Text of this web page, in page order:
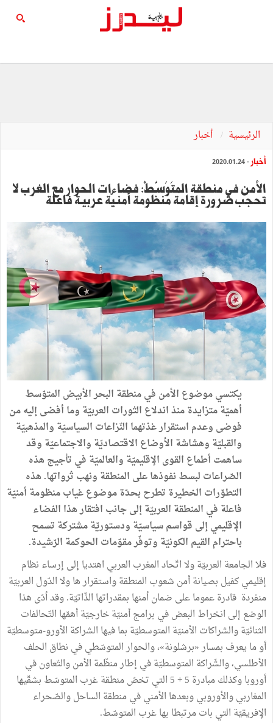
الرئيسية أخبار
أخبار - 2020.01.24
الأمن في منطقة المتَوَسّطْ: فضاءات الحوار مع الغرب لا
تحجب ضرورة إقامة منظومة أمنـيّة عربيـة فاعلة
يكتسي موضوع الأمن في منطقة البحر الأبيض المتوّسط
أهميّة متزايدة منذ اندلاع الثورات العربيّة وما أفضى إليه من
فوضى وعدم استقرار غذتهما النّزاعات السياسيّة والمذهبيّة
والقبليّة وهشاشة الأوضاع الاقتصاديّة والاجتماعيّة وقد
ساهمت أطماع القوى الإقليميّة والعالميّة في تأجيج هذه
الصّراعات لبسط نفوذها على المنطقة ونهب ثرواتها. هذه
التطوّرات الخطيرة تطرح بحدّة موضوع غياب منظومة أمنيّة
فاعلة في المنطقة العربيّة إلى جانب افتقار هذا الفضاء
الإقليمي إلى قواسم سياسيّة ودستوريّة مشتركة تسمح
باحترام القيم الكونيّة وتوفّر مقوّمات الحوكمة الرّشيدة.
فلا الجامعة العربيّة ولا اتّحاد المغرب العربي اهتديا إلى إرساء نظام
إقليمي كفيل بصيانة أمن شعوب المنطقة واستقرار ها ولا الدّول العربيّة
منفردة قادرة عموما على ضمان أمنها بمقدراتها الذّاتيّة. وقد أدّى هذا
الوضع إلى انخراط البعض في برامج أمنيّة خارجيّة أهمّها التّحالفات
الثنائيّة والشراكات الأمنيّة المتوسطيّة بما فيها الشراكة الأورو-متوسطيّة
أو ما يعرف بمسار «برشلونة»، والحوار المتوسّطي في نطاق الحلف
الأطلسي، والشّراكة المتوسطيّة في إطار منظّمة الأمن والتّعاون في
أوروبا وكذلك مبادرة 5 + 5 التي تخصّ منطقة غرب المتوسّط بشقّيها
المغاربي والأوروبي وبعدها الأمني في منطقة الساحل والصّحراء
الإفريقيّة التي بات مرتبطا بها غرب المتوسّط.